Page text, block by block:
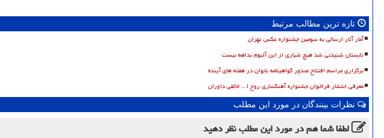
تازه ترین مطالب مرتبط
آمار آثار ارسالی به سومین جشنواره عکس تهران
تابستان شنیدنی شد هیچ شیاری از این آلبوم بداهه نیست
برگزاری مراسم افتتاح صدور گواهینامه بانوان در هفته های آینده
معرفی انتشار فراخوان جشنواره آهنگسازی روح ا... خالقی داوران
نظرات بینندگان در مورد این مطلب
لطفا شما همدر مورد این مطلبنظر دهید